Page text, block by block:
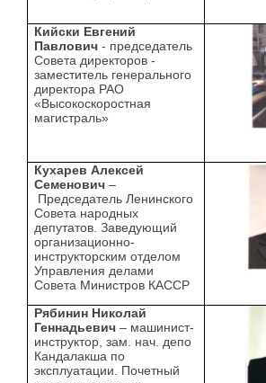
Кийски Евгений
Павлович - председатель
Совета директоров -
заместитель генерального
директора РАО
«Высокоскоростная
магистраль»
Кухарев Алексей
Семенович –
Председатель Ленинского
Совета народных
депутатов. Заведующий
организационно-
инструкторским отделом
Управления делами
Совета Министров КАССР
Рябинин Николай
Геннадьевич – машинист-
инструктор, зам. нач. депо
Кандалакша по
эксплуатации. Почетный